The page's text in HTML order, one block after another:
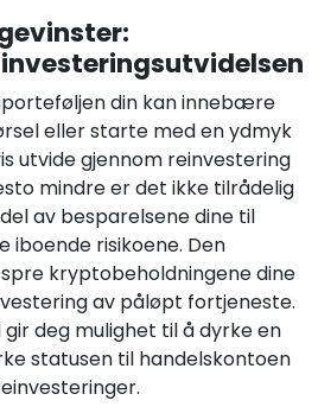
din kan innebære
eller starte med en ydmyk
utvide gjennom reinvestering
mindre er det ikke tilrådelig
av besparelsene dine til
iboende risikoene. Den
kryptobeholdningene dine
av påløpt fortjeneste.
deg mulighet til å dyrke en
statusen til handelskontoen